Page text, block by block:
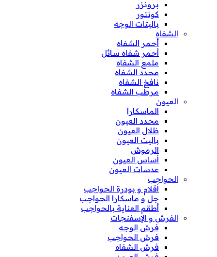
برونزر
كونتور
باليتات الوجه
الشفاه
أحمر الشفاه
أحمر شفاه سائل
ملمع الشفاه
محدد الشفاه
نافخ الشفاه
مرطب الشفاه
العيون
الماسكارا
محدد العيون
ظلال العيون
باليت العيون
الرموش
أساس العيون
عدسات العيون
الحواجب
أقلام و بودرة الحواجب
جل و ماسكارا الحواجب
أطقم العناية بالحواجب
الفرش و الإسفنجات
فرش الوجه
فرش الحواجب
فرش الشفاه